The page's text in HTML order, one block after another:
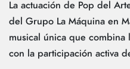
La actuación de Pop del
del Grupo La Máquina en
musical única que combina
con la participación activa